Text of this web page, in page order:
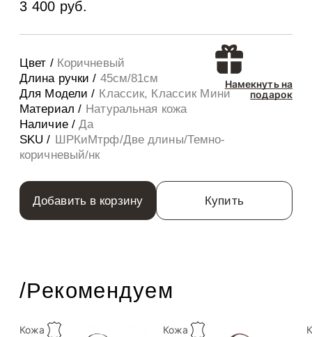
3 400 руб.
Цвет / Коричневый
Длина ручки / 45см/81см
Для Модели / Классик, Классик Мини
Материал / Натуральная кожа
Наличие /Да
SKU / ШРКиМтрф/Две длины/Темно-
коричневый/нк
Намекнуть на
подарок
Добавить в корзину Купить
/Рекомендуем
Кожа Кожа